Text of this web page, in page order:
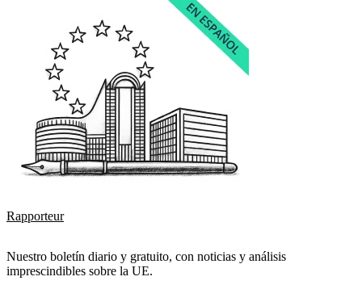
Rapporteur
Nuestro boletín diario y gratuito, con noticias y análisis
imprescindibles sobre la UE.